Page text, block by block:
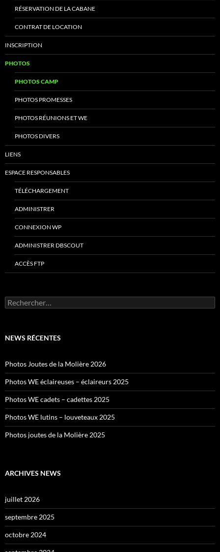
RÉSERVATION DE LA CABANE
CONTRAT DE LOCATION
INSCRIPTION
PHOTOS
PHOTOS CAMP
PHOTOS PROMESSES
PHOTOS RÉUNIONS ET WE
PHOTOS DIVERS
LIENS
ESPACE RESPONSABLES
TÉLÉCHARGEMENT
ADMINISTRER
CONNEXION WP
ADMINISTRER DBSCOUT
ACCÈS FTP
Rechercher :
NEWS RÉCENTES
Photos Joutes de la Molière 2026
Photos WE éclaireuses – éclaireurs 2025
Photos WE cadets – cadettes 2025
Photos WE lutins – louveteaux 2025
Photos joutes de la Molière 2025
ARCHIVES NEWS
juillet 2026
septembre 2025
octobre 2024